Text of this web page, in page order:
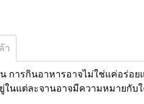
า
การกินอาหารอาจไม่ใช่แค่อร่อย
ในแต่ละจานอาจมีความหมายกับ